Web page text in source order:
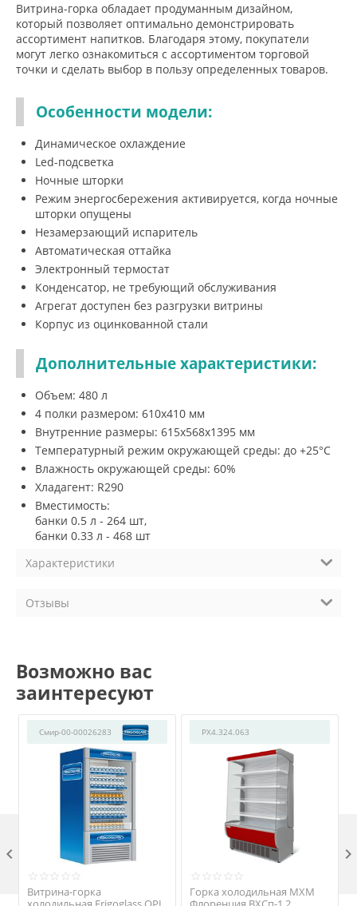
Витрина-горка обладает продуманным дизайном,
который позволяет оптимально демонстрировать
ассортимент напитков. Благодаря этому, покупатели
могут легко ознакомиться с ассортиментом торговой
точки и сделать выбор в пользу определенных товаров.
Особенности модели:
Динамическое охлаждение
Led-подсветка
Ночные шторки
Режим энергосбережения активируется, когда ночные
шторки опущены
Незамерзающий испаритель
Автоматическая оттайка
Электронный термостат
Конденсатор, не требующий обслуживания
Агрегат доступен без разгрузки витрины
Корпус из оцинкованной стали
Дополнительные характеристики:
Объем: 480 л
4 полки размером: 610х410 мм
Внутренние размеры: 615x568x1395 мм
Температурный режим окружающей среды: до +25°С
Влажность окружающей среды: 60%
Хладагент: R290
Вместимость:
банки 0.5 л - 264 шт,
банки 0.33 л - 468 шт
Характеристики
Отзывы
Возможно вас
заинтересуют
Смир-00-00026283
Витрина-горка
РХ4.324.063
Горка холодильная МХМ
 